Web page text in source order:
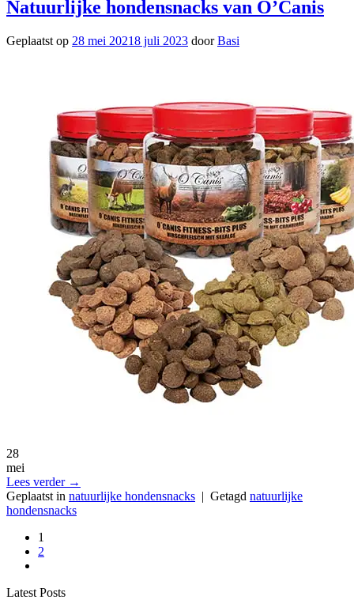
Natuurlijke hondensnacks van O’Canis
Geplaatst op 28 mei 20218 juli 2023 doorBasi
28
mei
Lees verder →
Geplaatst in natuurlijke hondensnacks | Getagd natuurlijke
hondensnacks
1
2
Latest Posts